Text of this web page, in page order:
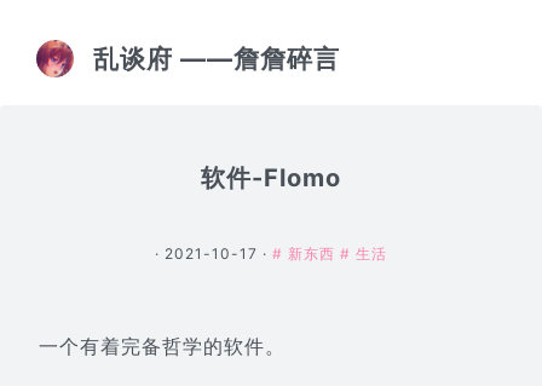
乱谈府 ——詹詹碎言
软件-Flomo
· 2021-10-17 ·# 新东西# 生活
一个有着完备哲学的软件。